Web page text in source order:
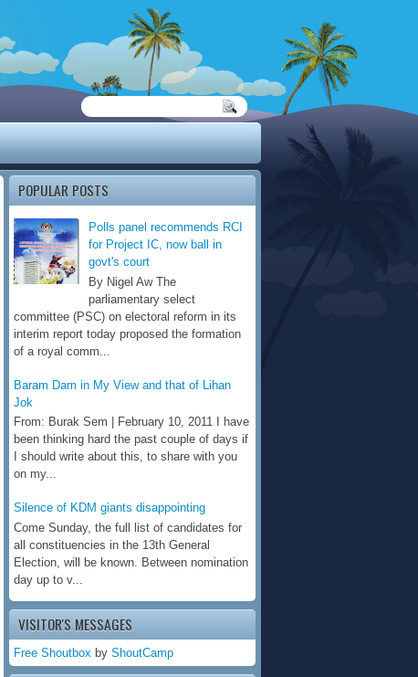
POPULAR POSTS
Polls panel recommends RCI
for Project IC, now ball in
govt's court
By Nigel Aw The
parliamentary select
committee (PSC) on electoral reform in its
interim report today proposed the formation
of a royal comm...
Baram Dam in My View and that of Lihan
Jok
From: Burak Sem | February 10, 2011 I have
been thinking hard the past couple of days if
I should write about this, to share with you
on my...
Silence of KDM giants disappointing
Come Sunday, the full list of candidates for
all constituencies in the 13th General
Election, will be known. Between nomination
day up to v...
VISITOR'S MESSAGES
Free Shoutbox by ShoutCamp